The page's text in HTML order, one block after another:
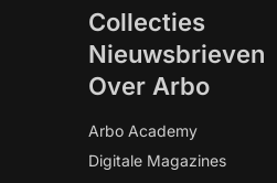
Collecties
Nieuwsbrieven
Over Arbo
Arbo Academy
Digitale Magazines